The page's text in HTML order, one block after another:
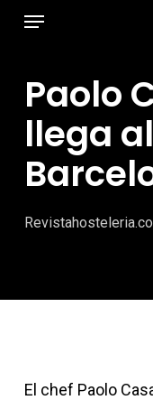
principal
Menú
Paolo
llega
El chef Paolo